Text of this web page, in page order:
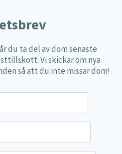
du ta del av dom senaste
Vi skickar om nya
så att du inte missar dom!